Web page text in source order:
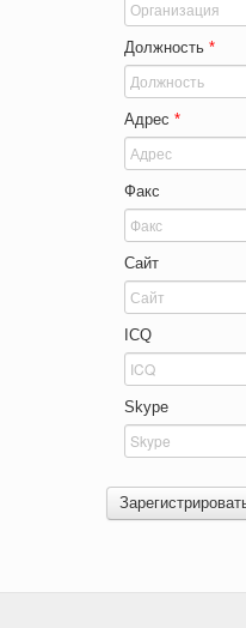
Должность *
Адрес *
Факс
Сайт
ICQ
Skype